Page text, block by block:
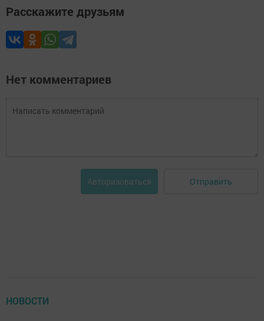
Расскажите друзьям
Нет комментариев
Авторизоваться Отправить
НОВОСТИ